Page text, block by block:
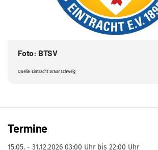
Foto: BTSV
Quelle: Eintracht Braunschweig
Termine
15.05. - 31.12.2026 03:00 Uhr bis 22:00 Uhr